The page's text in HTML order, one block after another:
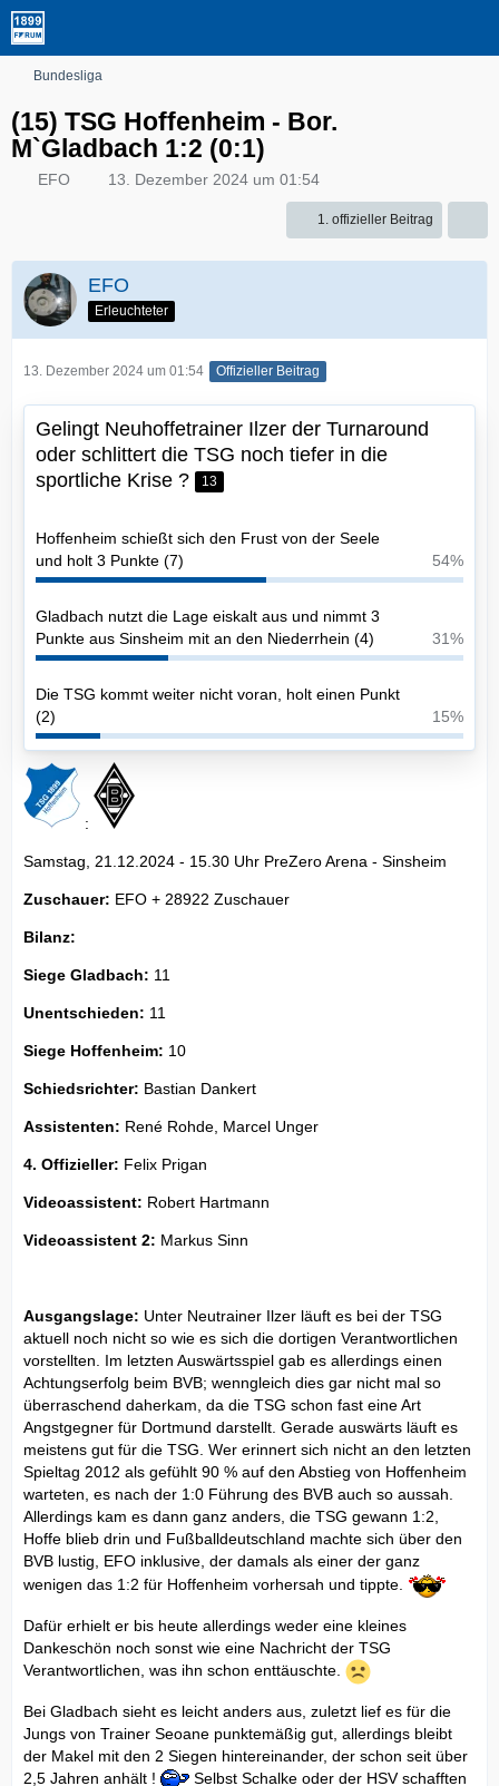
Bundesliga
(15) TSG Hoffenheim - Bor.
M`Gladbach 1:2 (0:1)
EFO 13. Dezember 2024 um 01:54
1. offizieller Beitrag
EFO
Erleuchteter
13. Dezember 2024 um 01:54 Offizieller Beitrag
Gelingt Neuhoffetrainer Ilzer der Turnaround
oder schlittert die TSG noch tiefer in die
sportliche Krise ?
13
Hoffenheim schießt sich den Frust von der Seele
und holt 3 Punkte (7)
54%
Gladbach nutzt die Lage eiskalt aus und nimmt 3
Punkte aus Sinsheim mit an den Niederrhein (4)
31%
Die TSG kommt weiter nicht voran, holt einen Punkt
(2)
15%
:
Samstag, 21.12.2024 - 15.30 Uhr PreZero Arena - Sinsheim
Zuschauer: EFO + 28922 Zuschauer
Bilanz:
Siege Gladbach: 11
Unentschieden: 11
Siege Hoffenheim: 10
Schiedsrichter: Bastian Dankert
Assistenten: René Rohde, Marcel Unger
4. Offizieller: Felix Prigan
Videoassistent: Robert Hartmann
Videoassistent 2: Markus Sinn
Ausgangslage: Unter Neutrainer Ilzer läuft es bei der TSG
aktuell noch nicht so wie es sich die dortigen Verantwortlichen
vorstellten. Im letzten Auswärtsspiel gab es allerdings einen
Achtungserfolg beim BVB; wenngleich dies gar nicht mal so
überraschend daherkam, da die TSG schon fast eine Art
Angstgegner für Dortmund darstellt. Gerade auswärts läuft es
meistens gut für die TSG. Wer erinnert sich nicht an den letzten
Spieltag 2012 als gefühlt 90 % auf den Abstieg von Hoffenheim
warteten, es nach der 1:0 Führung des BVB auch so aussah.
Allerdings kam es dann ganz anders, die TSG gewann 1:2,
Hoffe blieb drin und Fußballdeutschland machte sich über den
BVB lustig, EFO inklusive, der damals als einer der ganz
wenigen das 1:2 für Hoffenheim vorhersah und tippte.
Dafür erhielt er bis heute allerdings weder eine kleines
Dankeschön noch sonst wie eine Nachricht der TSG
Verantwortlichen, was ihn schon enttäuschte.
Bei Gladbach sieht es leicht anders aus, zuletzt lief es für die
Jungs von Trainer Seoane punktemäßig gut, allerdings bleibt
der Makel mit den 2 Siegen hintereinander, der schon seit über
2,5 Jahren anhält !
Selbst Schalke oder der HSV schafften